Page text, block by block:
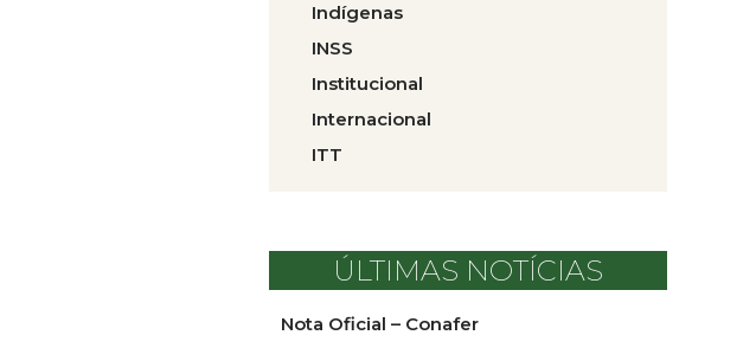
Indígenas
INSS
Institucional
Internacional
ITT
ÚLTIMAS NOTÍCIAS
Nota Oficial – Conafer